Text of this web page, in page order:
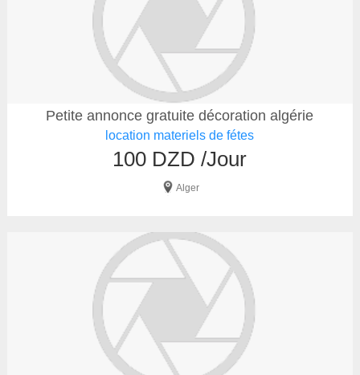
Petite annonce gratuite décoration algérie
location materiels de fétes
100 DZD /Jour
Alger